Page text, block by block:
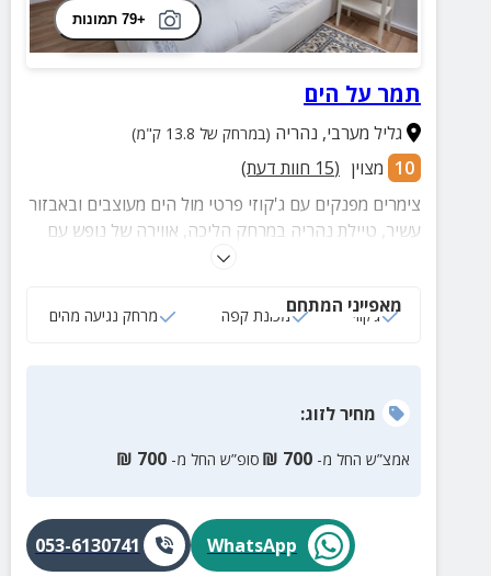
+79 תמונות
תמר על הים
גליל מערבי, נהריה (במרחק של 13.8 ק"מ)
10 מצוין (
15 חוות דעת)
צימרים מפנקים עם ג'קוזי פרטי מול הים מעוצבים ובאבזור
עשיר, טיילת נהריה במרחק הליכה, אווירה של נופש עם
ושלל אטרקציות מהנות במרחק קצר. מתאים לזוגות,
מאפייני המתחם
ג‘קוזי מכונת קפה מרחק נגיעה מהים
מחירלזוג:
אמצ”ש החל מ- 700
₪ סופ”ש החל מ- 700
₪
WhatsApp
053-6130741